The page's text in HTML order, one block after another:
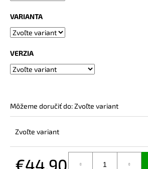
VARIANTA
VERZIA
Môžeme doručiť do:Zvoľte variant
Zvoľte variant
€44,90
č
a
m
BAMBUSOVÉ
DOJČENIE
ROSE
NUDE
€44,90